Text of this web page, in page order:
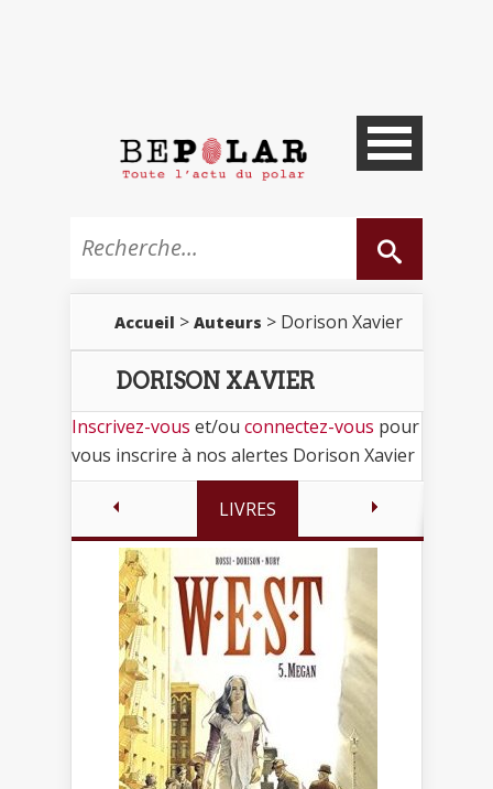
Accueil > Auteurs > Dorison Xavier
DORISON XAVIER
Inscrivez-vous et/ou connectez-vous pour
vous inscrire à nos alertes Dorison Xavier
LIVRES